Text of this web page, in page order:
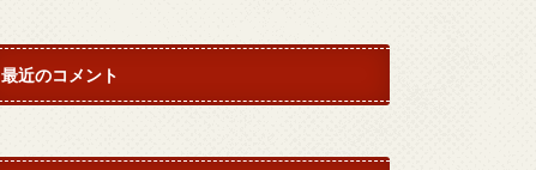
最近のコメント